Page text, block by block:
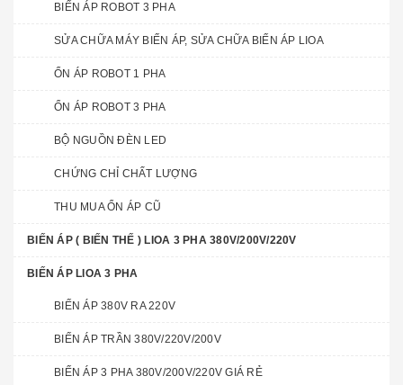
BIẾN ÁP ROBOT 3 PHA
SỬA CHỮA MÁY BIẾN ÁP, SỬA CHỮA BIẾN ÁP LIOA
ỔN ÁP ROBOT 1 PHA
ỔN ÁP ROBOT 3 PHA
BỘ NGUỒN ĐÈN LED
CHỨNG CHỈ CHẤT LƯỢNG
THU MUA ỔN ÁP CŨ
BIẾN ÁP ( BIẾN THẾ ) LIOA 3 PHA 380V/200V/220V
BIẾN ÁP LIOA 3 PHA
BIẾN ÁP 380V RA 220V
BIẾN ÁP TRẦN 380V/220V/200V
BIẾN ÁP 3 PHA 380V/200V/220V GIÁ RẺ